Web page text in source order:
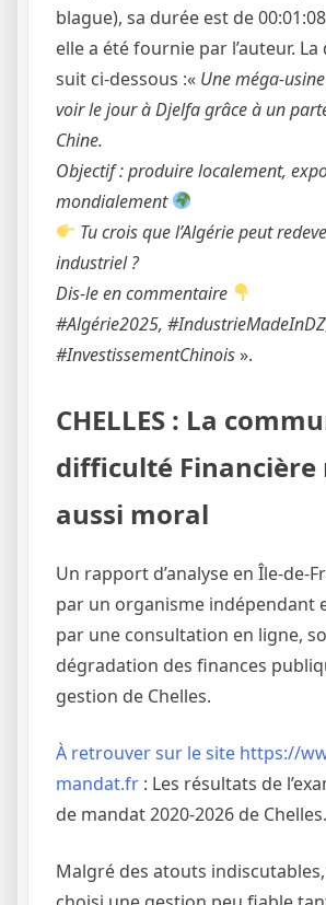
blague), sa durée est de
elle a été fournie par l’auteur.
suit ci-dessous :« Une méga-
voir le jour à Djelfa grâce à un
Chine.
Objectif : produire localement,
mondialement
Tu crois que l’Algérie peut
industriel ?
Dis-le en commentaire
#Algérie2025,
#InvestissementChinois».
CHELLES : La
difficulté Financière
aussi moral
Un rapport d’analyse en Île-de-
par un organisme indépendant
par une consultation en ligne,
dégradation des finances
gestion de Chelles.
À retrouver sur le site https://
mandat.fr : Les résultats de
de mandat 2020-2026 de Chelles.
Malgré des atouts indiscutables,